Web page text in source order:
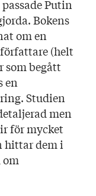
Putin
Bokens
om en
(helt
som begått
en
Studien
men
för mycket
hittar dem i
om